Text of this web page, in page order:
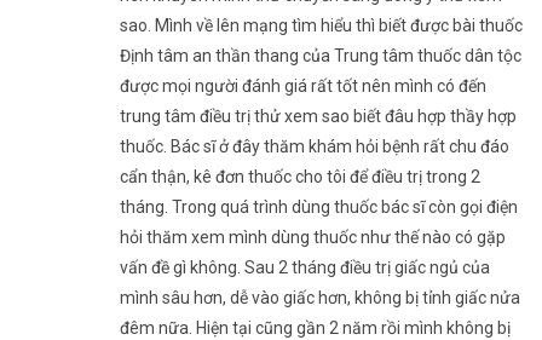
sao. Mình về lên mạng tìm hiểu thì biết được bài thuốc
Định tâm an thần thang của Trung tâm thuốc dân tộc
được mọi người đánh giá rất tốt nên mình có đến
trung tâm điều trị thử xem sao biết đâu hợp thầy hợp
thuốc. Bác sĩ ở đây thăm khám hỏi bệnh rất chu đáo
cẩn thận, kê đơn thuốc cho tôi để điều trị trong 2
tháng. Trong quá trình dùng thuốc bác sĩ còn gọi điện
hỏi thăm xem mình dùng thuốc như thế nào có gặp
vấn đề gì không. Sau 2 tháng điều trị giấc ngủ của
mình sâu hơn, dễ vào giấc hơn, không bị tỉnh giấc nửa
đêm nữa. Hiện tại cũng gần 2 năm rồi mình không bị